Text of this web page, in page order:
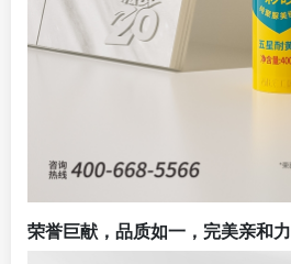
荣誉巨献，品质如一，完美亲和力